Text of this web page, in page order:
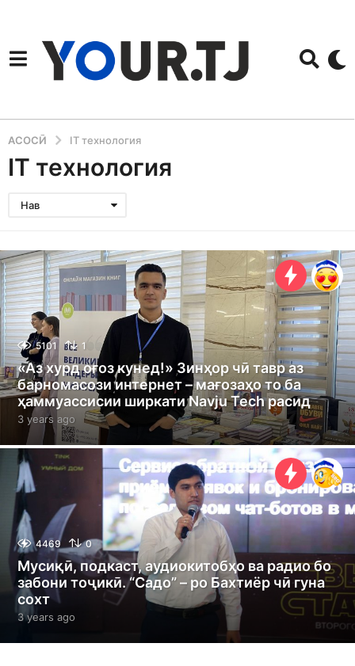
АСОСӢ IT технология
IT технология
Нав
5101 1
«Аз хурд оғоз кунед!» Зинҳор чӣ тавр аз
барномасози интернет – мағозаҳо то ба
ҳаммуассисии ширкати Navju Tech расид
3 years ago
y
e
a
a
o
4469 0
Мусиқӣ, подкаст, аудиокитобҳо ва радио бо
забони тоҷикӣ. “Садо” – ро Бахтиёр чӣ гуна
сохт
3 years ago
e